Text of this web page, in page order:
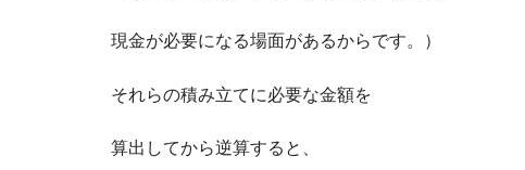
現金が必要になる場面があるからです。）
それらの積み立てに必要な金額を
算出してから逆算すると、